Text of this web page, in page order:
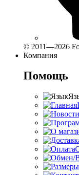
© 2011—2026
Компания
Помощь